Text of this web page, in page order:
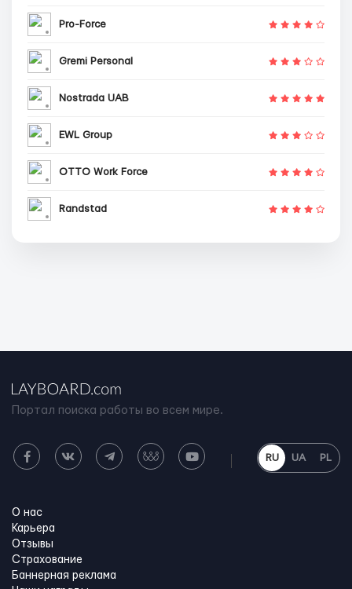
Pro-Force
Gremi Personal
Nostrada UAB
EWL Group
OTTO Work Force
Randstad
Портал поиска работы во всем мире.
RU UA PL
О нас
Карьера
Отзывы
Страхование
Баннерная реклама